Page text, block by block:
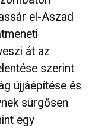
el-Aszad
át az
szerint
újjáépítése és
sürgősen
egy